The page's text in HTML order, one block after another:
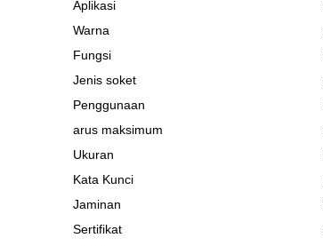
Aplikasi
Warna
Fungsi
Jenis soket
Penggunaan
arus maksimum
Ukuran
Kata Kunci
Jaminan
Sertifikat